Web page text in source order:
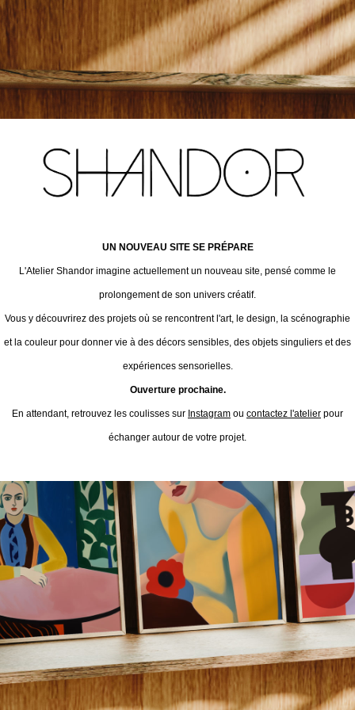
UN NOUVEAU SITE SE PRÉPARE
L'Atelier Shandor imagine actuellement un nouveau site, pensé comme le
prolongement de son univers créatif.
Vous y découvrirez des projets où se rencontrent l'art, le design, la scénographie
et la couleur pour donner vie à des décors sensibles, des objets singuliers et des
expériences sensorielles.
Ouverture prochaine.
En attendant, retrouvez les coulisses sur Instagram ou contactez l'atelier pour
échanger autour de votre projet.